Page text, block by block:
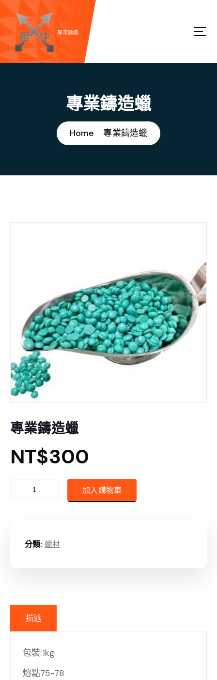
S
k
i
t
專業鑄造
專業鑄造蠟
Home 專業鑄造蠟
專業鑄造蠟
NT$300
專業鑄造蠟 數量 加入購物車
分類: 蠟材
描述
包裝:1kg
熔點75-78